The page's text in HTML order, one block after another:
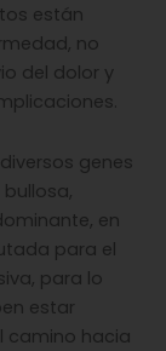
están
no
del dolor y
genes
en
para el
para lo
estar
camino hacia